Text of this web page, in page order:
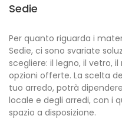
Sedie
Per quanto riguarda i
Sedie, ci sono svariate
scegliere: il legno, il vetro,
opzioni offerte. La scelta
tuo arredo, potrà
locale e degli arredi, con i
spazio a disposizione.